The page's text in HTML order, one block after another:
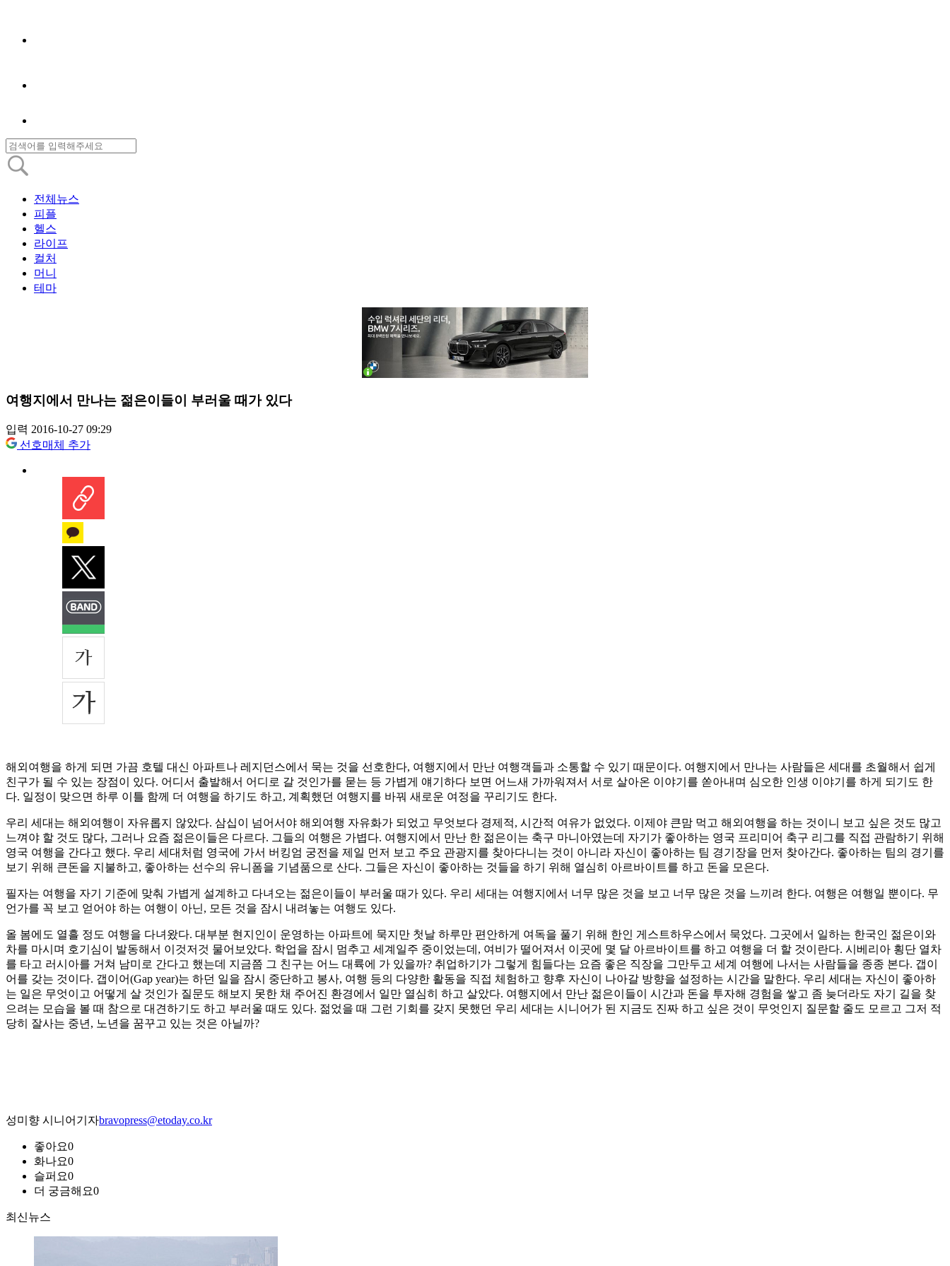
전체뉴스
피플
헬스
라이프
컬처
머니
테마
여행지에서 만나는 젊은이들이 부러울 때가 있다
입력 2016-10-27 09:29
선호매체 추가
해외여행을 하게 되면 가끔 호텔 대신 아파트나 레지던스에서 묵는 것을 선호한다, 여행지에서 만난 여행객들과 소통할 수 있기 때문이다. 여행지에서 만나는 사람들은 세대를 초월해서 쉽게
친구가 될 수 있는 장점이 있다. 어디서 출발해서 어디로 갈 것인가를 묻는 등 가볍게 얘기하다 보면 어느새 가까워져서 서로 살아온 이야기를 쏟아내며 심오한 인생 이야기를 하게 되기도 한
다. 일정이 맞으면 하루 이틀 함께 더 여행을 하기도 하고, 계획했던 여행지를 바꿔 새로운 여정을 꾸리기도 한다.
우리 세대는 해외여행이 자유롭지 않았다. 삼십이 넘어서야 해외여행 자유화가 되었고 무엇보다 경제적, 시간적 여유가 없었다. 이제야 큰맘 먹고 해외여행을 하는 것이니 보고 싶은 것도 많고
느껴야 할 것도 많다, 그러나 요즘 젊은이들은 다르다. 그들의 여행은 가볍다. 여행지에서 만난 한 젊은이는 축구 마니아였는데 자기가 좋아하는 영국 프리미어 축구 리그를 직접 관람하기 위해
영국 여행을 간다고 했다. 우리 세대처럼 영국에 가서 버킹엄 궁전을 제일 먼저 보고 주요 관광지를 찾아다니는 것이 아니라 자신이 좋아하는 팀 경기장을 먼저 찾아간다. 좋아하는 팀의 경기를
보기 위해 큰돈을 지불하고, 좋아하는 선수의 유니폼을 기념품으로 산다. 그들은 자신이 좋아하는 것들을 하기 위해 열심히 아르바이트를 하고 돈을 모은다.
필자는 여행을 자기 기준에 맞춰 가볍게 설계하고 다녀오는 젊은이들이 부러울 때가 있다. 우리 세대는 여행지에서 너무 많은 것을 보고 너무 많은 것을 느끼려 한다. 여행은 여행일 뿐이다. 무
언가를 꼭 보고 얻어야 하는 여행이 아닌, 모든 것을 잠시 내려놓는 여행도 있다.
올 봄에도 열흘 정도 여행을 다녀왔다. 대부분 현지인이 운영하는 아파트에 묵지만 첫날 하루만 편안하게 여독을 풀기 위해 한인 게스트하우스에서 묵었다. 그곳에서 일하는 한국인 젊은이와
차를 마시며 호기심이 발동해서 이것저것 물어보았다. 학업을 잠시 멈추고 세계일주 중이었는데, 여비가 떨어져서 이곳에 몇 달 아르바이트를 하고 여행을 더 할 것이란다. 시베리아 횡단 열차
를 타고 러시아를 거쳐 남미로 간다고 했는데 지금쯤 그 친구는 어느 대륙에 가 있을까? 취업하기가 그렇게 힘들다는 요즘 좋은 직장을 그만두고 세계 여행에 나서는 사람들을 종종 본다. 갭이
어를 갖는 것이다. 갭이어(Gap year)는 하던 일을 잠시 중단하고 봉사, 여행 등의 다양한 활동을 직접 체험하고 향후 자신이 나아갈 방향을 설정하는 시간을 말한다. 우리 세대는 자신이 좋아하
는 일은 무엇이고 어떻게 살 것인가 질문도 해보지 못한 채 주어진 환경에서 일만 열심히 하고 살았다. 여행지에서 만난 젊은이들이 시간과 돈을 투자해 경험을 쌓고 좀 늦더라도 자기 길을 찾
으려는 모습을 볼 때 참으로 대견하기도 하고 부러울 때도 있다. 젊었을 때 그런 기회를 갖지 못했던 우리 세대는 시니어가 된 지금도 진짜 하고 싶은 것이 무엇인지 질문할 줄도 모르고 그저 적
당히 잘사는 중년, 노년을 꿈꾸고 있는 것은 아닐까?
성미향 시니어기자bravopress@etoday.co.kr
좋아요0
화나요0
슬퍼요0
더 궁금해요0
최신뉴스